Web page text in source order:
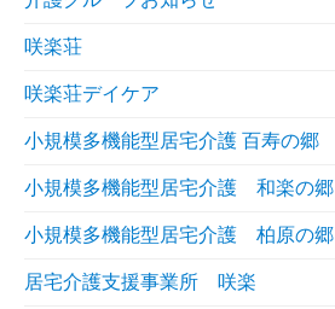
咲楽荘
咲楽荘デイケア
小規模多機能型居宅介護 百寿の郷
小規模多機能型居宅介護 和楽の郷
小規模多機能型居宅介護 柏原の郷
居宅介護支援事業所 咲楽